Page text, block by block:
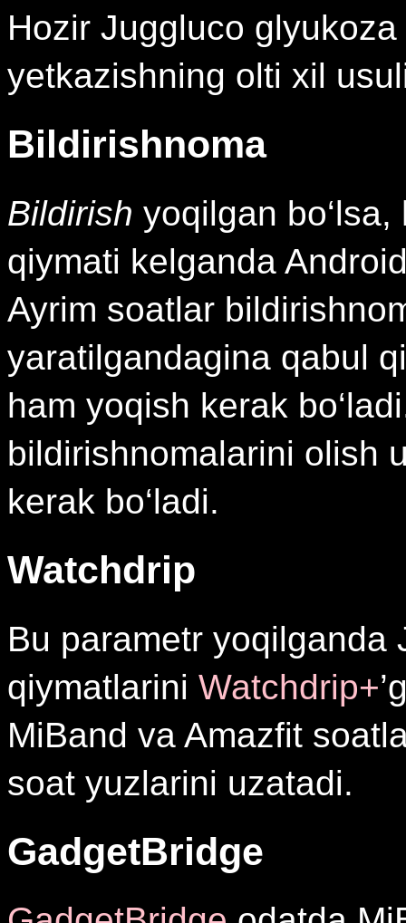
Hozir Juggluco
yetkazishning olti xil
Bildirishnoma
Bildirish yoqilgan
qiymati kelganda
Ayrim soatlar
yaratilgandagina qabul
ham yoqish kerak
bildirishnomalarini olish
kerak bo‘ladi.
Watchdrip
Bu parametr yoqilganda
qiymatlarini Watchdrip+
MiBand va Amazfit
soat yuzlarini uzatadi.
GadgetBridge